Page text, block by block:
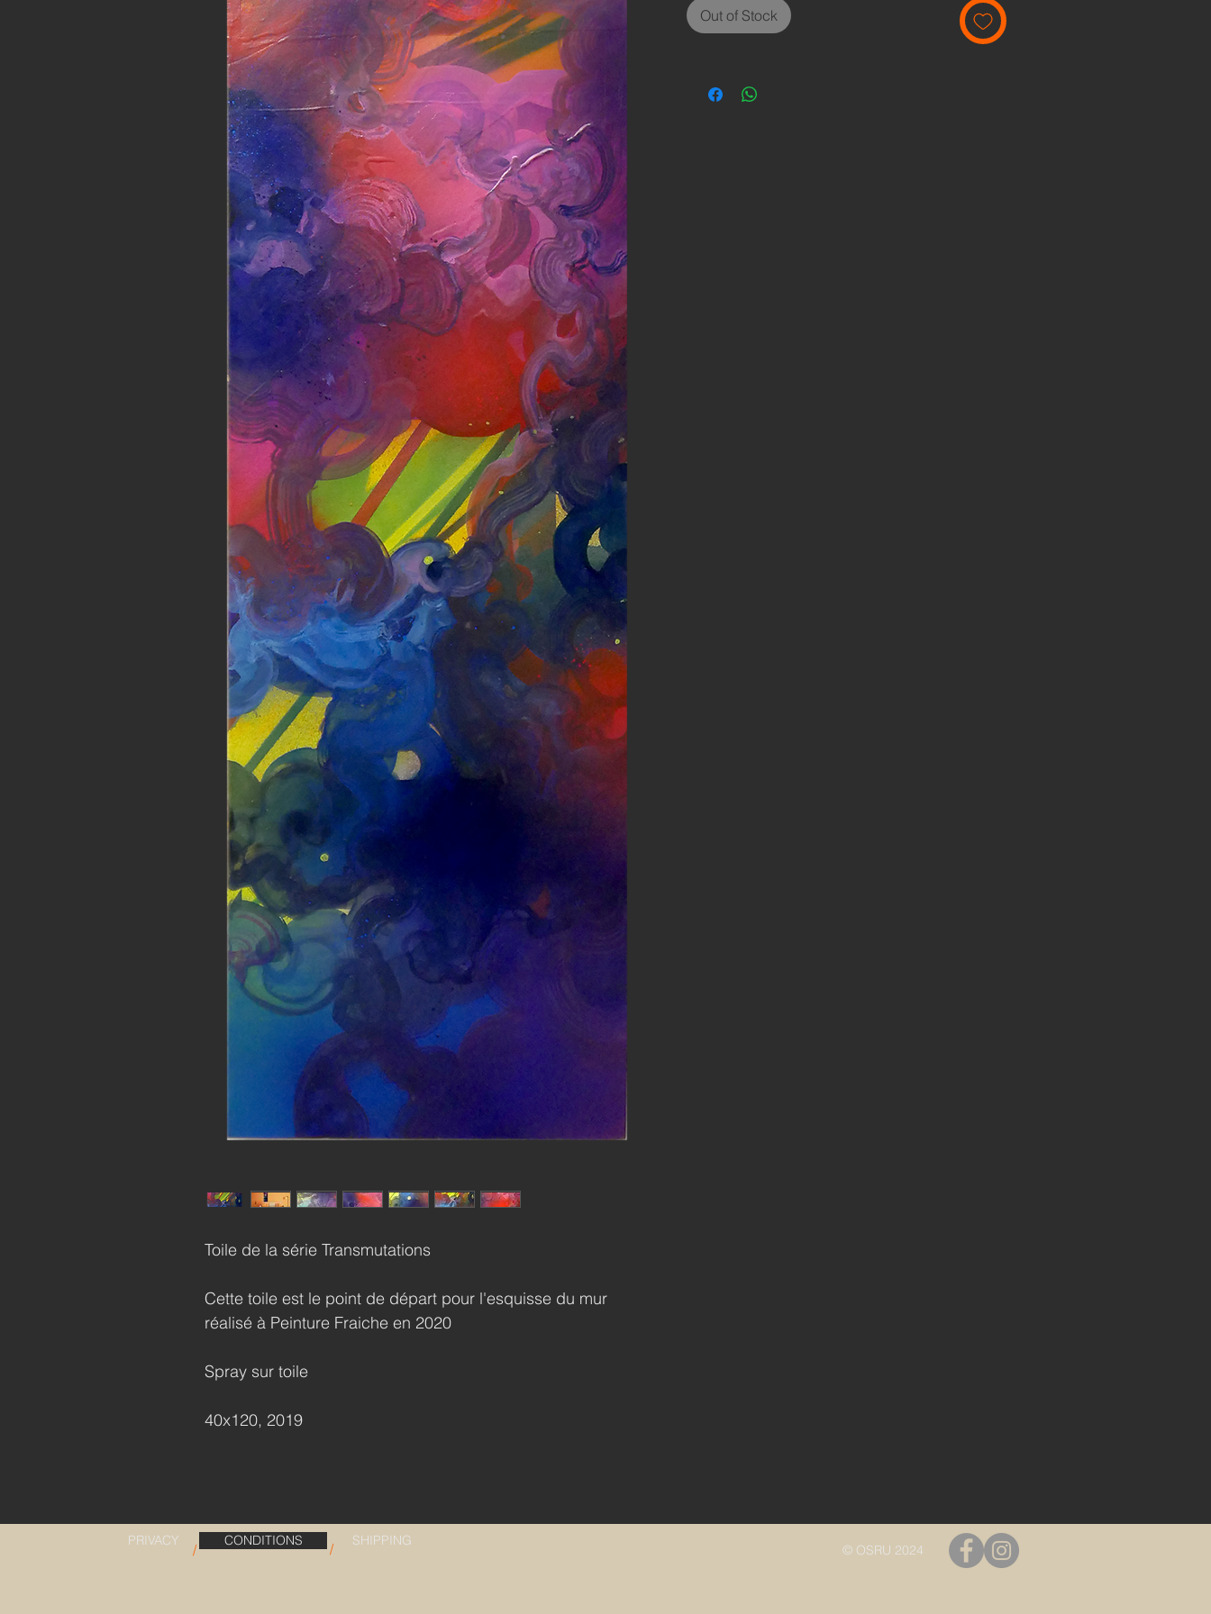
Toile de la série Transmutations
Cette toile est le point de départ pour l'esquisse du mur
réalisé à Peinture Fraiche en 2020
Spray sur toile
40x120, 2019
Out of Stock
PRIVACY CONDITIONS
/ / SHIPPING
© OSRU 2024